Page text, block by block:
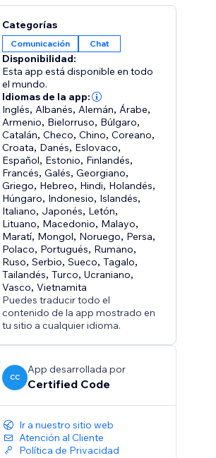
Categorías
Comunicación Chat
Disponibilidad:
Esta app está disponible en todo
el mundo.
Idiomas de la app:
Inglés, Albanés, Alemán, Árabe,
Armenio, Bielorruso, Búlgaro,
Catalán,Checo,Chino,Coreano,
Croata, Danés, Eslovaco,
Español, Estonio, Finlandés,
Francés,Galés,Georgiano,
Griego, Hebreo, Hindi, Holandés,
Húngaro, Indonesio, Islandés,
Italiano, Japonés, Letón,
Lituano, Macedonio, Malayo,
Maratí, Mongol, Noruego, Persa,
Polaco, Portugués, Rumano,
Ruso,Serbio,Sueco,Tagalo,
Tailandés,Turco,Ucraniano,
Vasco,Vietnamita
Puedes traducir todo el
contenido de la app mostrado en
tu sitio a cualquier idioma.
CC
App desarrollada por
Certified Code
Ir a nuestro sitio web
Atención al Cliente
Política de Privacidad